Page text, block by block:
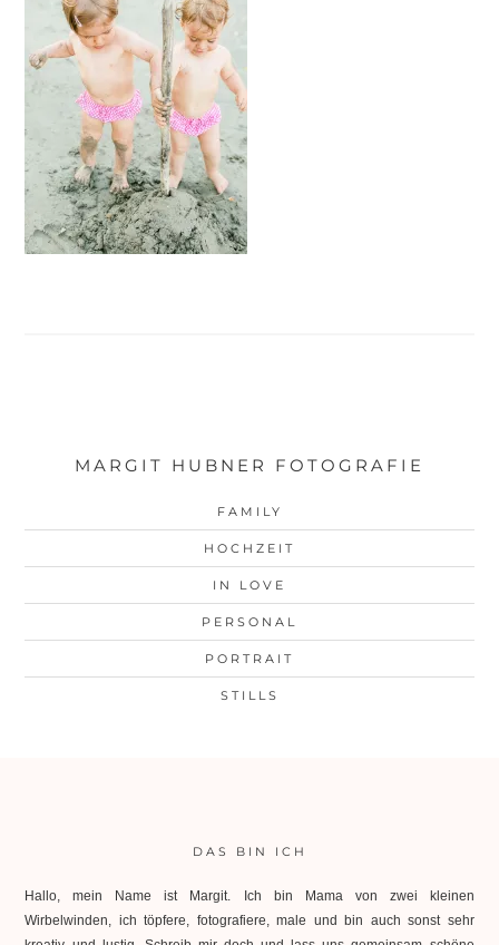
MARGIT HUBNER FOTOGRAFIE
FAMILY
HOCHZEIT
IN LOVE
PERSONAL
PORTRAIT
STILLS
DAS BIN ICH
Hallo, mein Name ist Margit. Ich bin Mama von zwei kleinen
Wirbelwinden, ich töpfere, fotografiere, male und bin auch sonst sehr